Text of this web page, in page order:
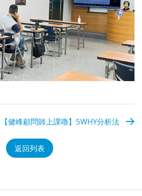
【健峰顧問師上課嚕】5WHY分析法
返回列表